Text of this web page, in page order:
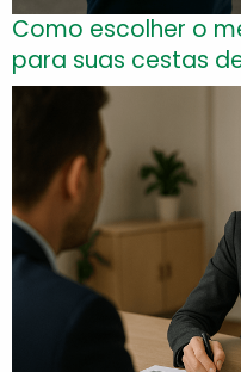
Como escolher o
para suas cestas